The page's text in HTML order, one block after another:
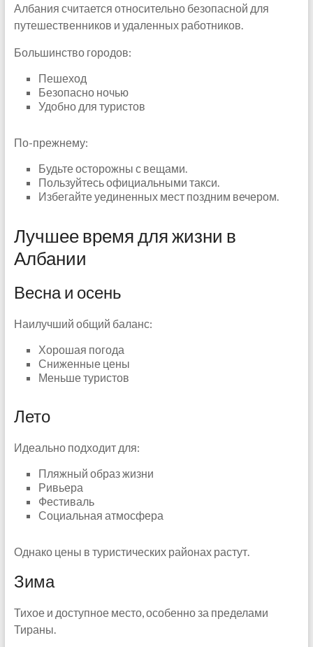
Албания считается относительно безопасной для
путешественников и удаленных работников.
Большинство городов:
Пешеход
Безопасно ночью
Удобно для туристов
По-прежнему:
Будьте осторожны с вещами.
Пользуйтесь официальными такси.
Избегайте уединенных мест поздним вечером.
Лучшее время для жизни в
Албании
Весна и осень
Наилучший общий баланс:
Хорошая погода
Сниженные цены
Меньше туристов
Лето
Идеально подходит для:
Пляжный образ жизни
Ривьера
Фестиваль
Социальная атмосфера
Однако цены в туристических районах растут.
Зима
Тихое и доступное место, особенно за пределами
Тираны.